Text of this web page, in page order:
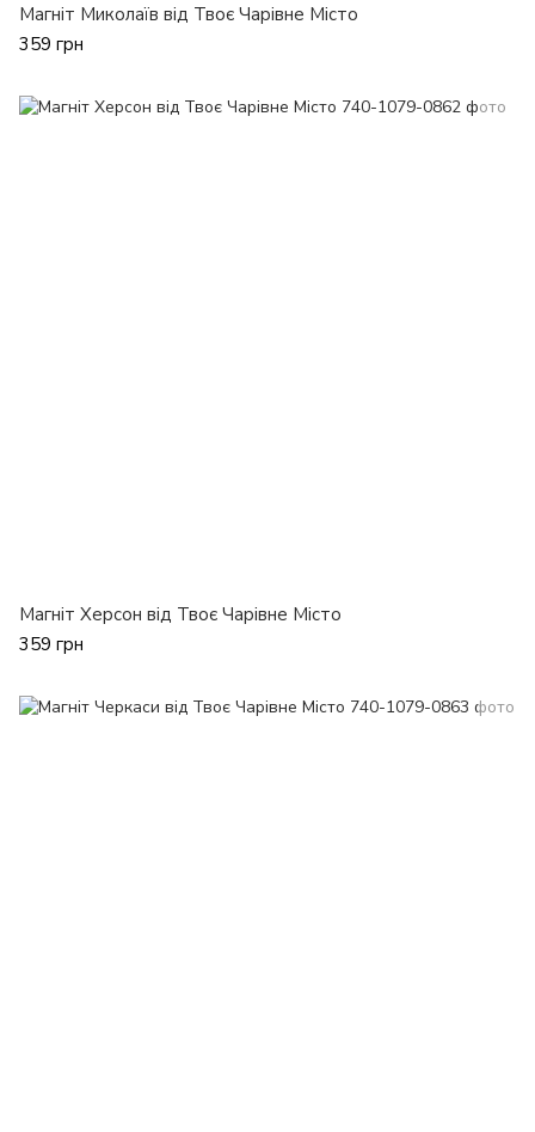
Магніт Миколаїв від Твоє Чарівне Місто
359 грн
Магніт Херсон від Твоє Чарівне Місто
359 грн